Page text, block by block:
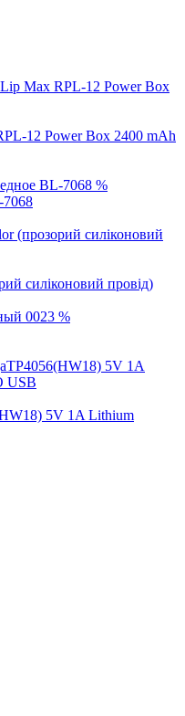
12 Power Box 2400 mAh
%
7068
силіконовий провід)
%
5V 1A Lithium